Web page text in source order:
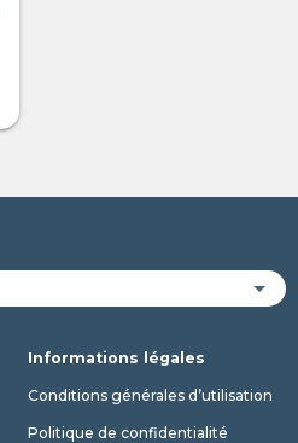
Informations légales
Conditions générales d’utilisation
Politique de confidentialité